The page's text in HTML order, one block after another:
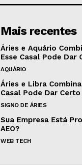
Mais recentes
Áries e Aquário
Esse Casal Pode Dar
AQUÁRIO
Áries e Libra
Casal Pode Dar Certo
SIGNO DE ÁRIES
Sua Empresa Está
AEO?
WEB TECH